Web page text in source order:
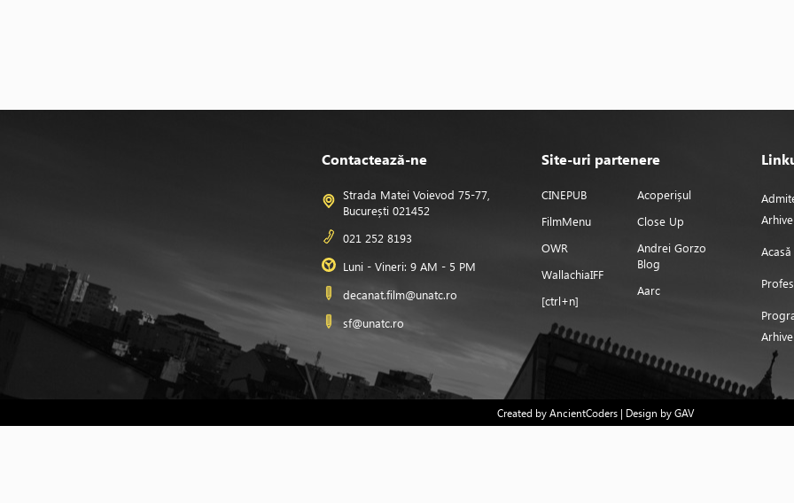
Contactează-ne
Strada Matei Voievod 75-77,
București 021452
021 252 8193
Luni - Vineri: 9 AM - 5 PM
decanat.film@unatc.ro
sf@unatc.ro
Site-uri partenere
CINEPUB
FilmMenu
OWR
WallachiaIFF
[ctrl+n]
Acoperișul
Close Up
Andrei Gorzo
Blog
Aarc
Acasă
Created byAncientCoders | Design by GAV